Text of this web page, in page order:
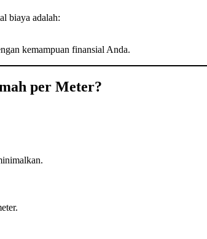
biaya adalah:
kemampuan finansial Anda.
per Meter?